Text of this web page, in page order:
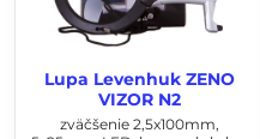
Lupa Levenhuk ZENO
VIZOR N2
zväčšenie 2,5x100mm,